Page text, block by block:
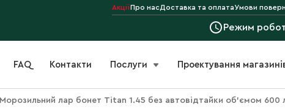
АкціїПро насДоставка та оплатаУмови
Режим
FAQ Контакти Послуги Проектування
Морозильний лар бонет Titan 1.45 без автовідтайки об'ємом 600